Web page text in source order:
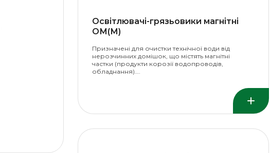
Освітлювачі-грязьовики магнітні
ОМ(М)
Призначені для очистки технічної води від
нерозчинних домішок, що містять магнітні
частки (продукти корозії водопроводів,
обладнання)….